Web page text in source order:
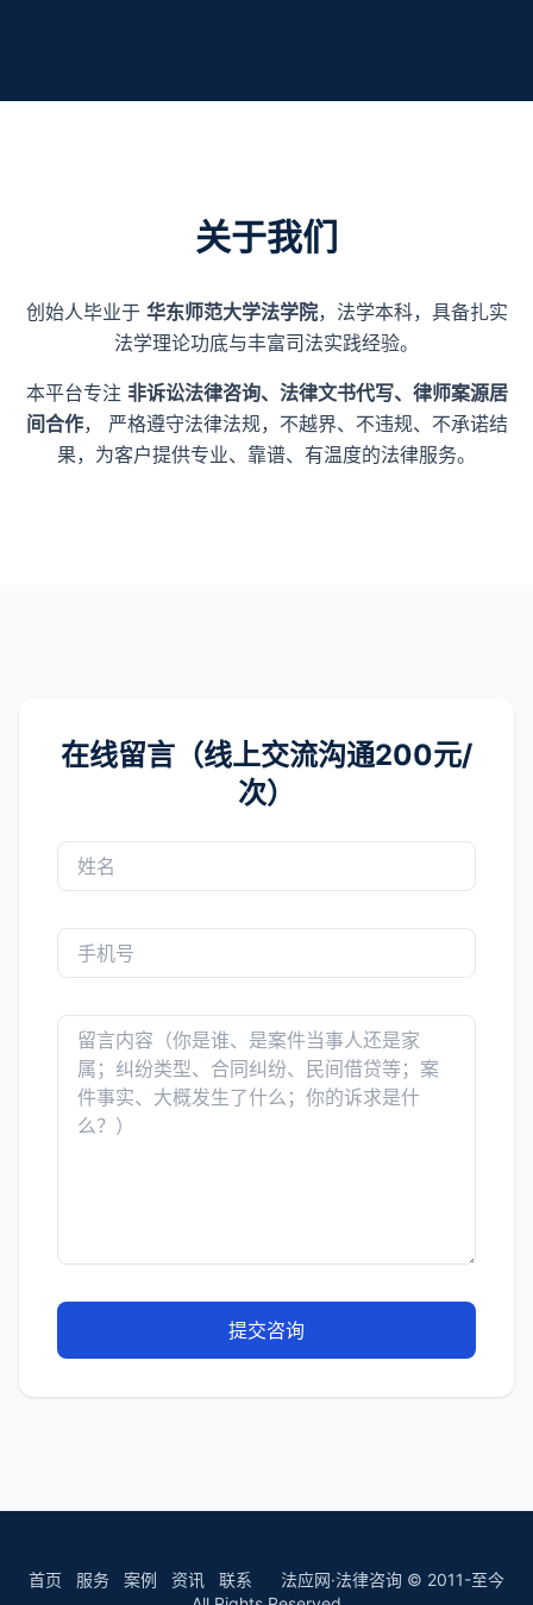
关于我们
创始人毕业于 华东师范大学法学院，法学本科，具备扎实
法学理论功底与丰富司法实践经验。
本平台专注 非诉讼法律咨询、法律文书代写、律师案源居
间合作， 严格遵守法律法规，不越界、不违规、不承诺结
果，为客户提供专业、靠谱、有温度的法律服务。
在线留言（线上交流沟通200元/
次）
提交咨询
首页 服务 案例 资讯 联系 法应网·法律咨询 © 2011-至今